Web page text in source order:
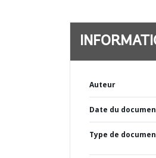
Auteur
Date du
Type de